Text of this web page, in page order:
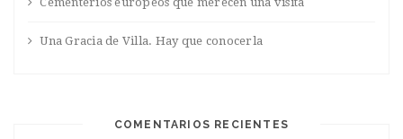
Una Gracia de Villa. Hay que conocerla
COMENTARIOS RECIENTES